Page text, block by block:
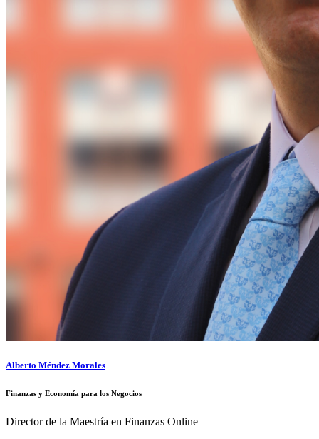
Alberto Méndez Morales
Finanzas y Economía para los Negocios
Director de la Maestría en Finanzas Online